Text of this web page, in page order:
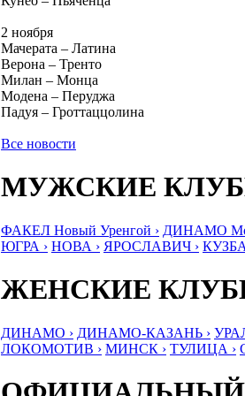
2 ноября
Мачерата – Латина
Верона – Тренто
Милан – Монца
Модена – Перуджа
Падуя – Гроттаццолина
Все новости
МУЖСКИЕ
ФАКЕЛ Новый Уренгой › ДИНАМО
ЮГРА › НОВА › ЯРОСЛАВИЧ ›
ЖЕНСКИЕ
ДИНАМО › ДИНАМО-КАЗАНЬ ›
ЛОКОМОТИВ › МИНСК › ТУЛИЦА ›